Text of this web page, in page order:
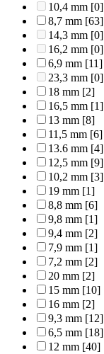
10,4 mm [0]
8,7 mm [63]
14,3 mm [0]
16,2 mm [0]
6,9 mm [11]
23,3 mm [0]
18 mm [2]
16,5 mm [1]
13 mm [8]
11,5 mm [6]
13.6 mm [4]
12,5 mm [9]
10,2 mm [3]
19 mm [1]
8,8 mm [6]
9,8 mm [1]
9,4 mm [2]
7,9 mm [1]
7,2 mm [2]
20 mm [2]
15 mm [10]
16 mm [2]
9,3 mm [12]
6,5 mm [18]
12 mm [40]